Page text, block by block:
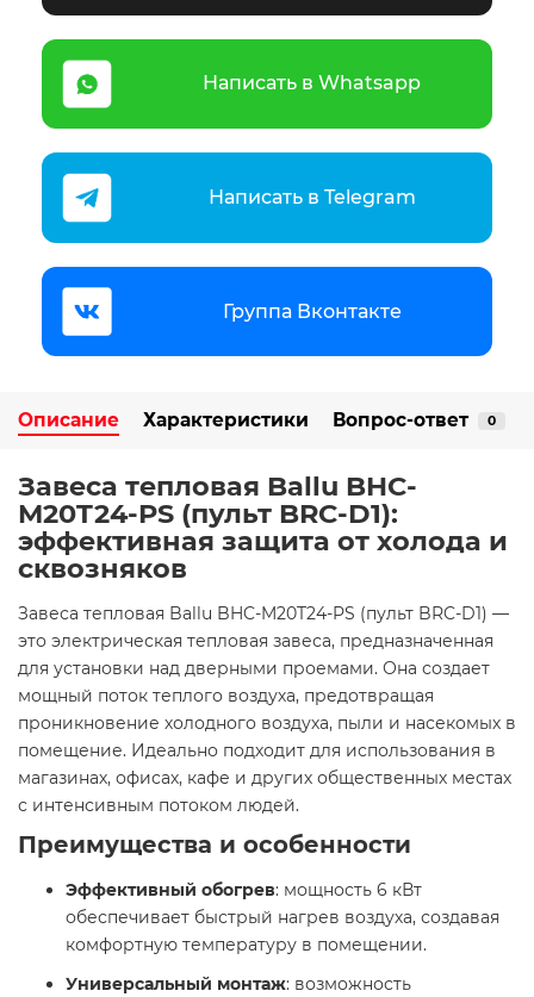
Написать в Whatsapp
Написать в Telegram
Группа Вконтакте
Описание Характеристики Вопрос-ответ 0
Завеса тепловая Ballu BHC-
M20T24-PS (пульт BRC-D1):
эффективная защита от холода и
сквозняков
Завеса тепловая Ballu BHC-M20T24-PS (пульт BRC-D1) —
это электрическая тепловая завеса, предназначенная
для установки над дверными проемами. Она создает
мощный поток теплого воздуха, предотвращая
проникновение холодного воздуха, пыли и насекомых в
помещение. Идеально подходит для использования в
магазинах, офисах, кафе и других общественных местах
с интенсивным потоком людей.​
Преимущества и особенности
Эффективный обогрев: мощность 6 кВт
обеспечивает быстрый нагрев воздуха, создавая
комфортную температуру в помещении.​
Универсальный монтаж: возможность